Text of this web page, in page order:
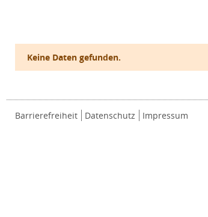
Keine Daten gefunden.
Barrierefreiheit Datenschutz Impressum